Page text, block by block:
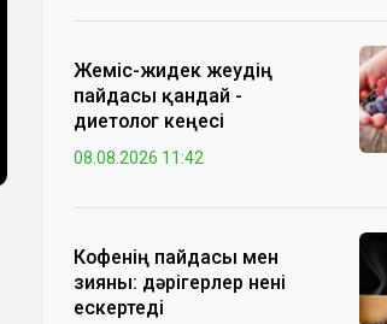
Жеміс-жидек жеудің
пайдасы қандай -
диетолог кеңесі
08.08.2026 11:42
Кофенің пайдасы мен
зияны: дәрігерлер нені
ескертеді